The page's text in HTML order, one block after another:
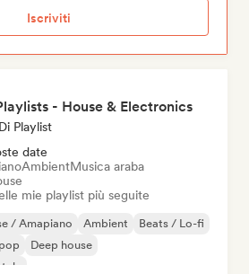
Iscriviti
- House & Electronics
Playlist
date
AmbientMusica araba
mie playlist più seguite
/ Amapiano Ambient
Beats / Lo-fi
Deep house